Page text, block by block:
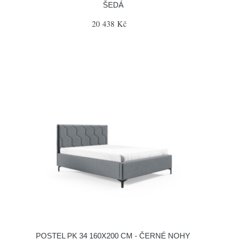
ŠEDÁ
20 438 Kč
POSTEL PK 34 160X200 CM - ČERNÉ NOHY